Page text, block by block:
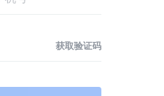
获取验证码